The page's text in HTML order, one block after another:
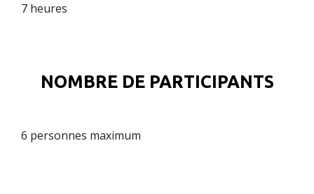
7 heures
NOMBRE DE PARTICIPANTS
6 personnes maximum